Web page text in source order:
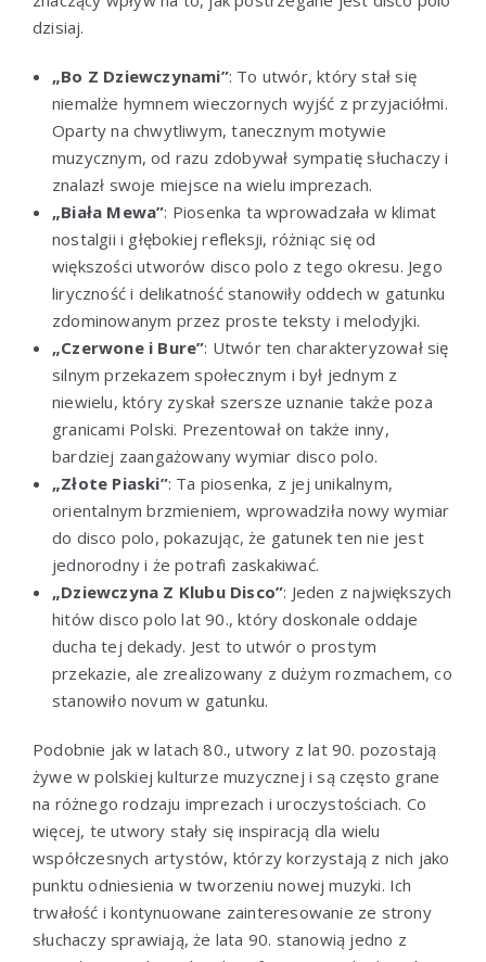
dzisiaj.
„Bo Z Dziewczynami”: To utwór, który stał się
niemalże hymnem wieczornych wyjść z przyjaciółmi.
Oparty na chwytliwym, tanecznym motywie
muzycznym, od razu zdobywał sympatię słuchaczy i
znalazł swoje miejsce na wielu imprezach.
„Biała Mewa”: Piosenka ta wprowadzała w klimat
nostalgii i głębokiej refleksji, różniąc się od
większości utworów disco polo z tego okresu. Jego
liryczność i delikatność stanowiły oddech w gatunku
zdominowanym przez proste teksty i melodyjki.
„Czerwone i Bure”: Utwór ten charakteryzował się
silnym przekazem społecznym i był jednym z
niewielu, który zyskał szersze uznanie także poza
granicami Polski. Prezentował on także inny,
bardziej zaangażowany wymiar disco polo.
„Złote Piaski”: Ta piosenka, z jej unikalnym,
orientalnym brzmieniem, wprowadziła nowy wymiar
do disco polo, pokazując, że gatunek ten nie jest
jednorodny i że potrafi zaskakiwać.
„Dziewczyna Z Klubu Disco”: Jeden z największych
hitów disco polo lat 90., który doskonale oddaje
ducha tej dekady. Jest to utwór o prostym
przekazie, ale zrealizowany z dużym rozmachem, co
stanowiło novum w gatunku.
Podobnie jak w latach 80., utwory z lat 90. pozostają
żywe w polskiej kulturze muzycznej i są często grane
na różnego rodzaju imprezach i uroczystościach. Co
więcej, te utwory stały się inspiracją dla wielu
współczesnych artystów, którzy korzystają z nich jako
punktu odniesienia w tworzeniu nowej muzyki. Ich
trwałość i kontynuowane zainteresowanie ze strony
słuchaczy sprawiają, że lata 90. stanowią jedno z